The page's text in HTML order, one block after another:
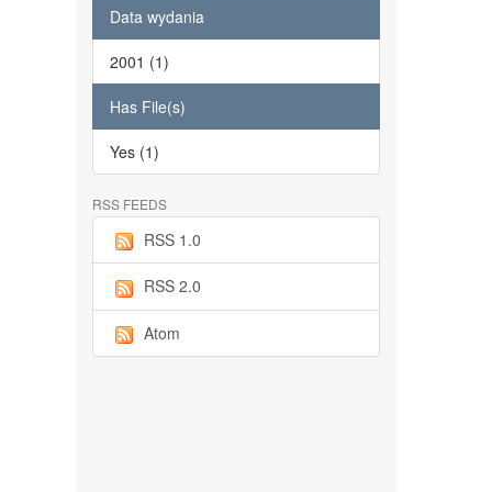
Data wydania
2001 (1)
Has File(s)
Yes (1)
RSS FEEDS
RSS 1.0
RSS 2.0
Atom